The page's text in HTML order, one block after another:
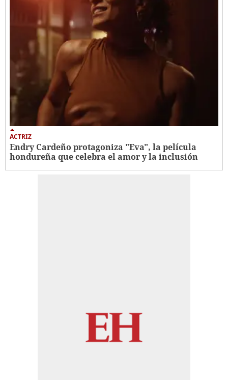
ACTRIZ
Endry Cardeño protagoniza "Eva", la película
hondureña que celebra el amor y la inclusión